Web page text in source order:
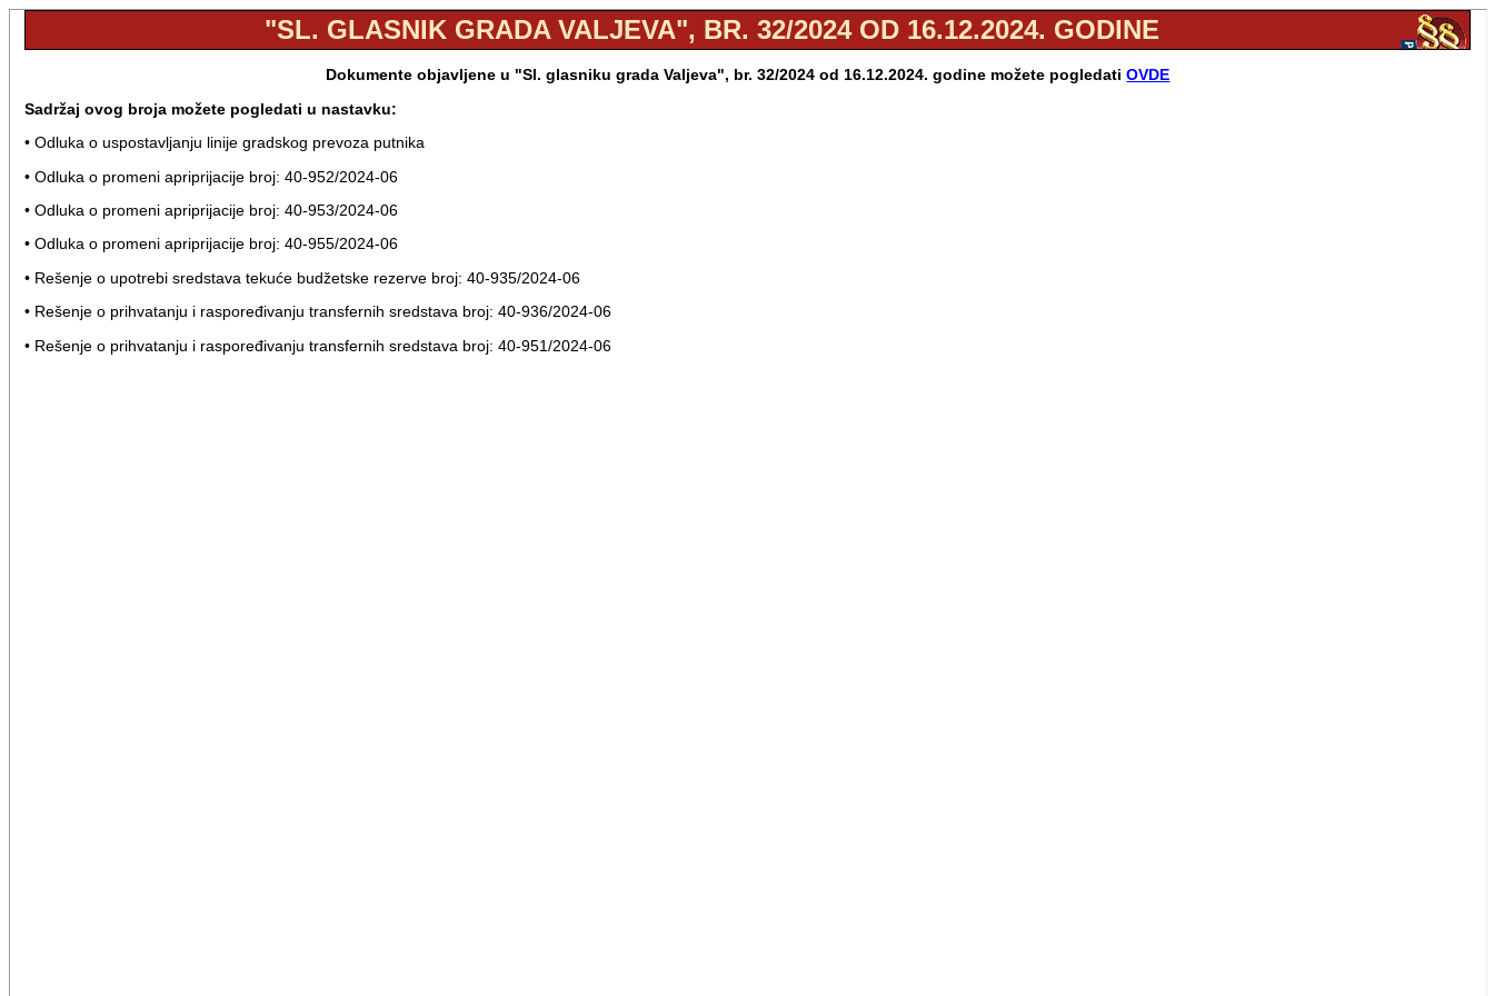
"SL. GLASNIK GRADA VALJEVA", BR. 32/2024 OD 16.12.2024. GODINE
Dokumente objavljene u "Sl. glasniku grada Valjeva", br. 32/2024 od 16.12.2024. godine možete pogledatiOVDE
Sadržaj ovog broja možete pogledati u nastavku:
• Odluka o uspostavljanju linije gradskog prevoza putnika
• Odluka o promeni apriprijacije broj: 40-952/2024-06
• Odluka o promeni apriprijacije broj: 40-953/2024-06
• Odluka o promeni apriprijacije broj: 40-955/2024-06
• Rešenje o upotrebi sredstava tekuće budžetske rezerve broj: 40-935/2024-06
• Rešenje o prihvatanju i raspoređivanju transfernih sredstava broj: 40-936/2024-06
• Rešenje o prihvatanju i raspoređivanju transfernih sredstava broj: 40-951/2024-06